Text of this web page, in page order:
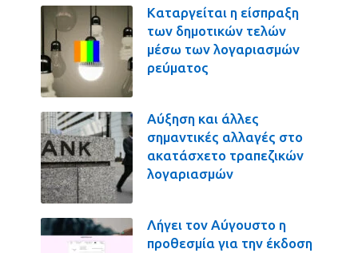
Καταργείται η είσπραξη
των δημοτικών τελών
μέσω των λογαριασμών
ρεύματος
Αύξηση και άλλες
σημαντικές αλλαγές στο
ακατάσχετο τραπεζικών
λογαριασμών
Λήγει τον Αύγουστο η
προθεσμία για την έκδοση